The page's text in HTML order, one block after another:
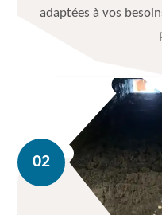
adaptées à vos